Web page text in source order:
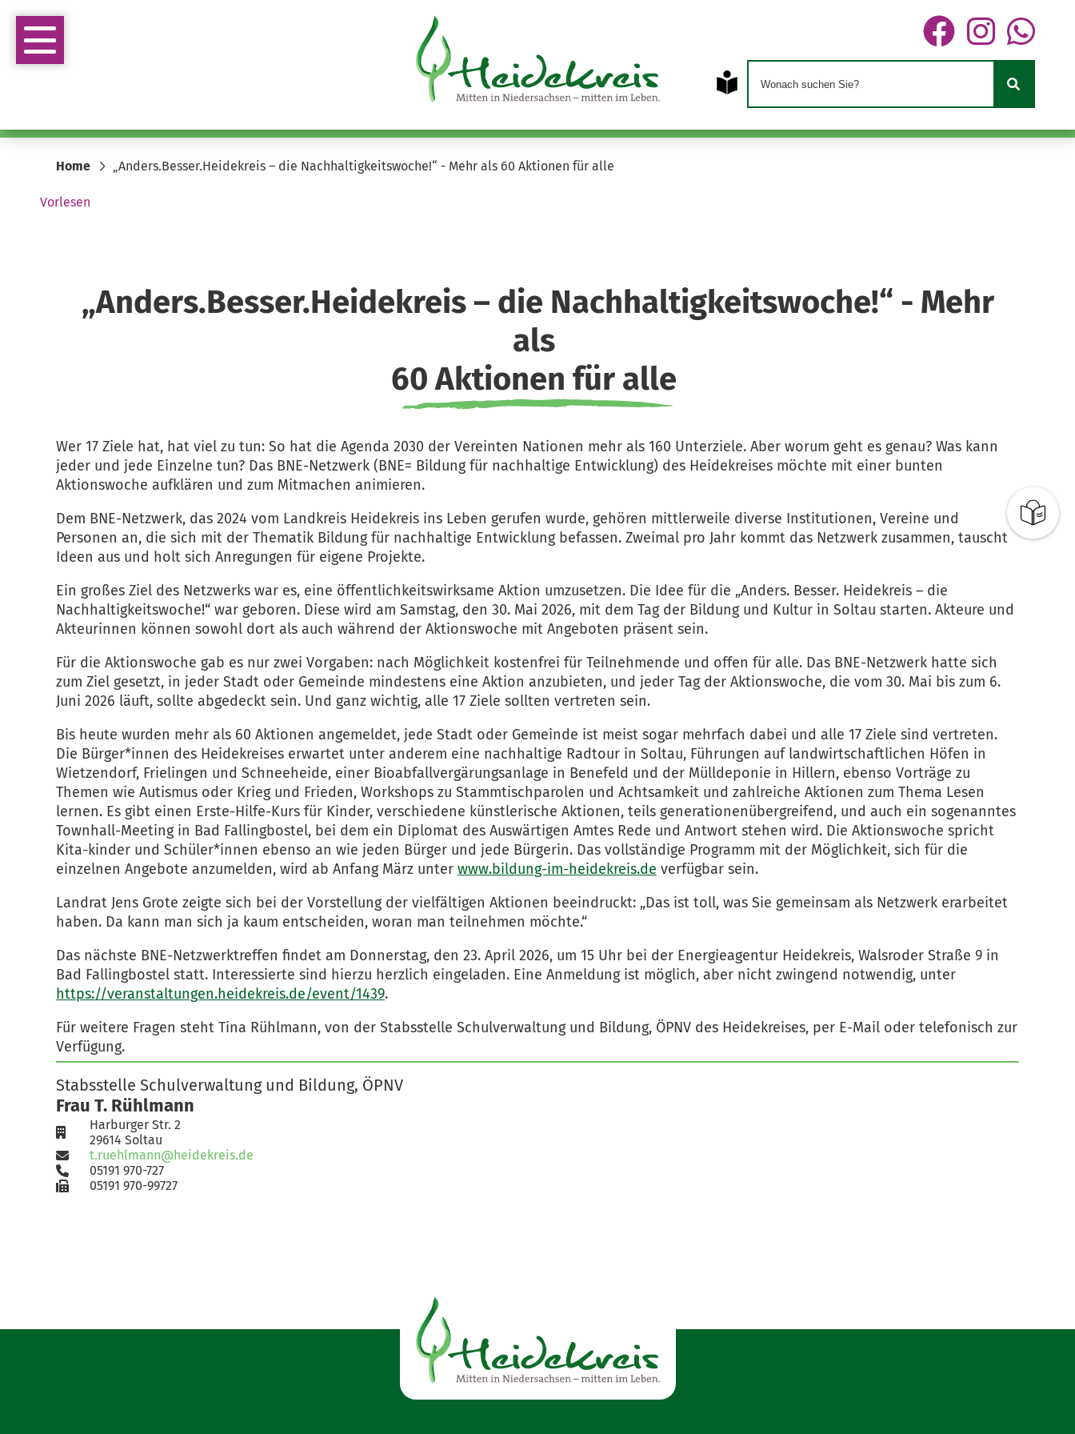
Home „Anders.Besser.Heidekreis – die Nachhaltigkeitswoche!“ - Mehr als 60 Aktionen für alle
Vorlesen
„Anders.Besser.Heidekreis – die Nachhaltigkeitswoche!“ - Mehr
als
60 Aktionen für alle
Wer 17 Ziele hat, hat viel zu tun: So hat die Agenda 2030 der Vereinten Nationen mehr als 160 Unterziele. Aber worum geht es genau? Was kann
jeder und jede Einzelne tun? Das BNE-Netzwerk (BNE= Bildung für nachhaltige Entwicklung) des Heidekreises möchte mit einer bunten
Aktionswoche aufklären und zum Mitmachen animieren.
Dem BNE-Netzwerk, das 2024 vom Landkreis Heidekreis ins Leben gerufen wurde, gehören mittlerweile diverse Institutionen, Vereine und
Personen an, die sich mit der Thematik Bildung für nachhaltige Entwicklung befassen. Zweimal pro Jahr kommt das Netzwerk zusammen, tauscht
Ideen aus und holt sich Anregungen für eigene Projekte.
Ein großes Ziel des Netzwerks war es, eine öffentlichkeitswirksame Aktion umzusetzen. Die Idee für die „Anders. Besser. Heidekreis – die
Nachhaltigkeitswoche!“ war geboren. Diese wird am Samstag, den 30. Mai 2026, mit dem Tag der Bildung und Kultur in Soltau starten. Akteure und
Akteurinnen können sowohl dort als auch während der Aktionswoche mit Angeboten präsent sein.
Für die Aktionswoche gab es nur zwei Vorgaben: nach Möglichkeit kostenfrei für Teilnehmende und offen für alle. Das BNE-Netzwerk hatte sich
zum Ziel gesetzt, in jeder Stadt oder Gemeinde mindestens eine Aktion anzubieten, und jeder Tag der Aktionswoche, die vom 30. Mai bis zum 6.
Juni 2026 läuft, sollte abgedeckt sein. Und ganz wichtig, alle 17 Ziele sollten vertreten sein.
Bis heute wurden mehr als 60 Aktionen angemeldet, jede Stadt oder Gemeinde ist meist sogar mehrfach dabei und alle 17 Ziele sind vertreten.
Die Bürger*innen des Heidekreises erwartet unter anderem eine nachhaltige Radtour in Soltau, Führungen auf landwirtschaftlichen Höfen in
Wietzendorf, Frielingen und Schneeheide, einer Bioabfallvergärungsanlage in Benefeld und der Mülldeponie in Hillern, ebenso Vorträge zu
Themen wie Autismus oder Krieg und Frieden, Workshops zu Stammtischparolen und Achtsamkeit und zahlreiche Aktionen zum Thema Lesen
lernen. Es gibt einen Erste-Hilfe-Kurs für Kinder, verschiedene künstlerische Aktionen, teils generationenübergreifend, und auch ein sogenanntes
Townhall-Meeting in Bad Fallingbostel, bei dem ein Diplomat des Auswärtigen Amtes Rede und Antwort stehen wird. Die Aktionswoche spricht
Kita-kinder und Schüler*innen ebenso an wie jeden Bürger und jede Bürgerin. Das vollständige Programm mit der Möglichkeit, sich für die
einzelnen Angebote anzumelden, wird ab Anfang März unter www.bildung-im-heidekreis.de verfügbar sein.
Landrat Jens Grote zeigte sich bei der Vorstellung der vielfältigen Aktionen beeindruckt: „Das ist toll, was Sie gemeinsam als Netzwerk erarbeitet
haben. Da kann man sich ja kaum entscheiden, woran man teilnehmen möchte.“
Das nächste BNE-Netzwerktreffen findet am Donnerstag, den 23. April 2026, um 15 Uhr bei der Energieagentur Heidekreis, Walsroder Straße 9 in
Bad Fallingbostel statt. Interessierte sind hierzu herzlich eingeladen. Eine Anmeldung ist möglich, aber nicht zwingend notwendig, unter
https://veranstaltungen.heidekreis.de/event/1439.
Für weitere Fragen steht Tina Rühlmann, von der Stabsstelle Schulverwaltung und Bildung, ÖPNV des Heidekreises, per E-Mail oder telefonisch zur
Verfügung.
Stabsstelle Schulverwaltung und Bildung, ÖPNV
Frau T. Rühlmann
Harburger Str. 2
29614 Soltau
t.ruehlmann@heidekreis.de
05191 970-727
05191 970-99727